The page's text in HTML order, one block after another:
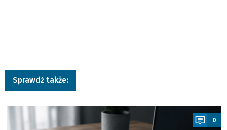
Sprawdź także:
a
0